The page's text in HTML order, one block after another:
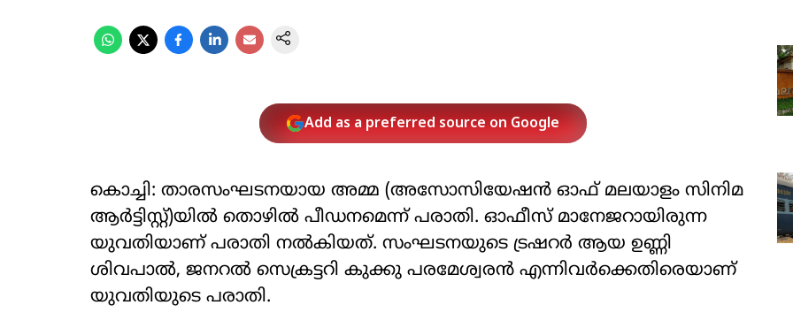
Add as a preferred source on Google
കൊച്ചി: താരസംഘടനയായ അമ്മ (അസോസിയേഷൻ ഓഫ് മലയാളം സിനിമ
ആർട്ടിസ്റ്റ്)യിൽ തൊഴിൽ പീഡനമെന്ന് പരാതി. ഓഫീസ് മാനേജറായിരുന്ന
യുവതിയാണ് പരാതി നൽകിയത്. സംഘടനയുടെ ട്രഷറർ ആയ ഉണ്ണി
ശിവപാൽ, ജനറൽ സെക്രട്ടറി കുക്കു പരമേശ്വരൻ എന്നിവർക്കെതിരെയാണ്
യുവതിയുടെ പരാതി.